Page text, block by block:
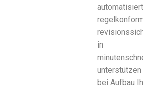
in
unterstützen
bei Aufbau